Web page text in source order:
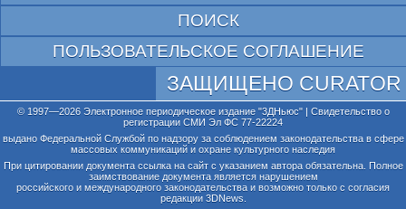
ПОИСК
ПОЛЬЗОВАТЕЛЬСКОЕ СОГЛАШЕНИЕ
ЗАЩИЩЕНО CURATOR
© 1997—2026 Электронное периодическое издание "3ДНьюс" | Свидетельство о
регистрации СМИ Эл ФС 77-22224
выдано Федеральной Службой по надзору за соблюдением законодательства в сфере
массовых коммуникаций и охране культурного наследия
При цитировании документа ссылка на сайт с указанием автора обязательна. Полное
заимствование документа является нарушением
российского и международного законодательства и возможно только с согласия
редакции 3DNews.